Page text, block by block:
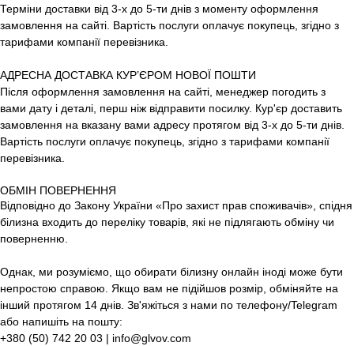
Терміни доставки від 3-х до 5-ти днів з моменту оформлення
замовлення на сайті. Вартість послуги оплачує покупець, згідно з
тарифами компанії перевізника.
АДРЕСНА ДОСТАВКА КУР’ЄРОМ НОВОЇ ПОШТИ
Після оформлення замовлення на сайті, менеджер погодить з
вами дату і деталі, перш ніж відправити посилку. Кур'єр доставить
замовлення на вказану вами адресу протягом від 3-х до 5-ти днів.
Вартість послуги оплачує покупець, згідно з тарифами компанії
перевізника.
ОБМІН ПОВЕРНЕННЯ
Відповідно до Закону України «Про захист прав споживачів», спідня
білизна входить до переліку товарів, які не підлягають обміну чи
поверненню.
Однак, ми розуміємо, що обирати білизну онлайн іноді може бути
непростою справою. Якщо вам не підійшов розмір, обміняйте на
інший протягом 14 днів. Зв'яжіться з нами по телефону/Telegram
або напишіть на пошту:
+380 (50) 742 20 03 | info@glvov.com